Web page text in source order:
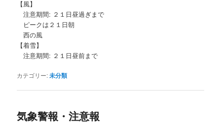
【風】
注意期間: ２１日昼過ぎまで
ピークは２１日朝
西の風
【着雪】
注意期間: ２１日昼前まで
カテゴリー:未分類
気象警報・注意報